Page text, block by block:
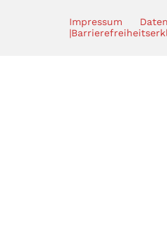
Impressum
|